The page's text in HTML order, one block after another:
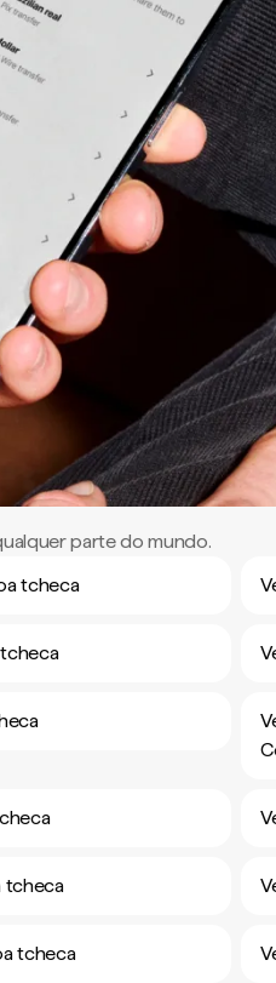
parte do mundo.
tcheca
tcheca
tcheca